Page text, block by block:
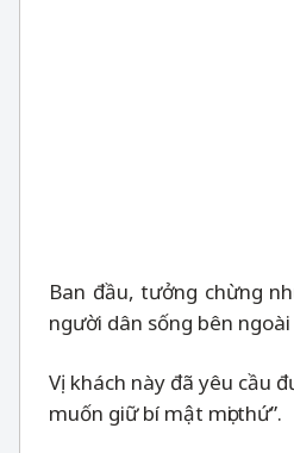
Ban đầu, tưởng chừng
người dân sống bên
Vị khách này đã yêu cầu
muốn giữ bí mật mọi thứ”.